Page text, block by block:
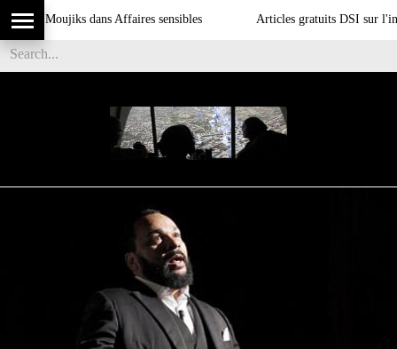
Moujiks dans Affaires sensibles Articles gratuits DSI sur l'influence